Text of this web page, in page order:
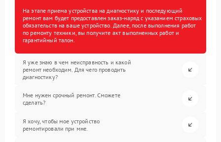
На этапе приема устройства на диагностику и последующий
ремонт вам будет предоставлен заказ-наряд с указанием страховых
обязательств на ваше устройство. Далее, после выполнения работ
по ремонту техники, вы получите акт выполненных работ и
гарантийный талон.
Я уже знаю в чем неисправность и какой
ремонт необходим. Для чего проводить
диагностику?
Мне нужен срочный ремонт. Сможете
сделать?
Я хочу, чтобы мое устройство
ремонтировали при мне.